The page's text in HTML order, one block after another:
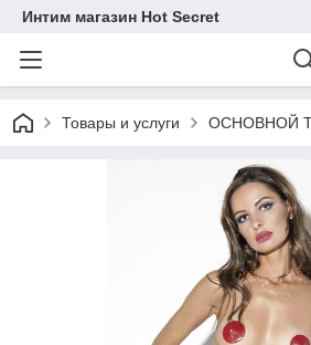
Интим магазин Hot Secret
Товары и услуги ОСНОВНОЙ